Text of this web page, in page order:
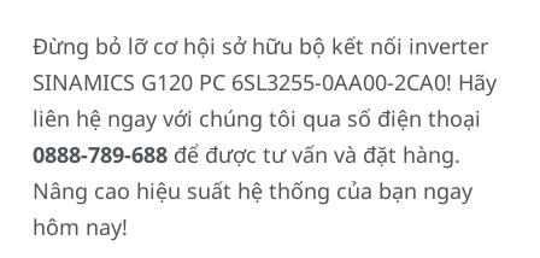
Đừng bỏ lỡ cơ hội sở hữu bộ kết nối inverter
SINAMICS G120 PC 6SL3255-0AA00-2CA0! Hãy
liên hệ ngay với chúng tôi qua số điện thoại
0888-789-688 để được tư vấn và đặt hàng.
Nâng cao hiệu suất hệ thống của bạn ngay
hôm nay!